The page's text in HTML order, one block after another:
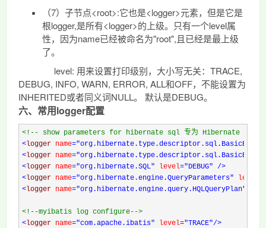
（7）子节点<root>:它也是<logger>元素，但是它是
根logger,是所有<logger>的上级。只有一个level属
性，因为name已经被命名为"root",且已经是最上级
了。
level: 用来设置打印级别，大小写无关：TRACE,
DEBUG, INFO, WARN, ERROR, ALL和OFF，不能设置为
INHERITED或者同义词NULL。 默认是DEBUG。
六、常用logger配置
<!-- show parameters for hibernate sql 专为 Hibernate 定制
<logger name
<logger name
<logger name="org.hibernate.SQL" level="DEBUG" />
<logger name="org.hibernate.engine.QueryParameters" level
<logger name="org.hibernate.engine.query.HQLQueryPlan"
<!--myibatis log configure-->
<logger name="com.apache.ibatis" level="TRACE"/>